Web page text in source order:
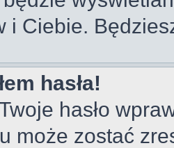
i Ciebie.
hasła!
hasło
może zostać